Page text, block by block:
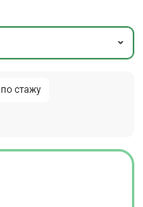
по стажу